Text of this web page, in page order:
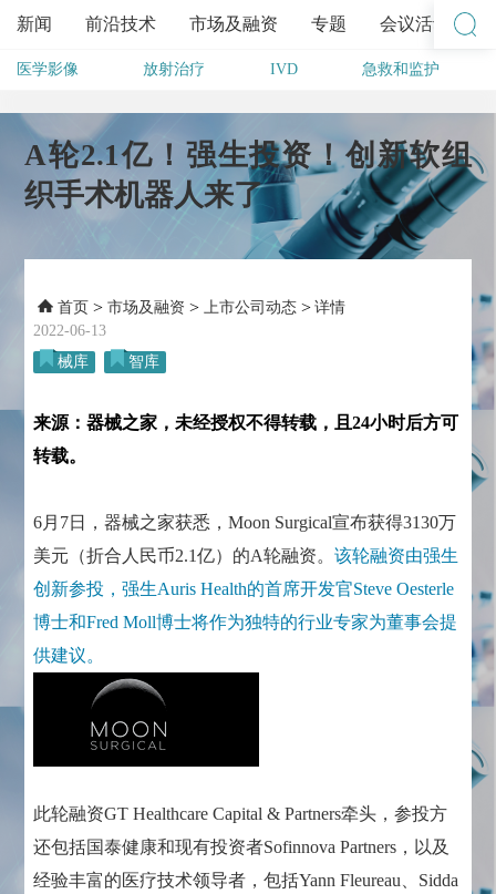
新闻 前沿技术 市场及融资 专题 会议活动
医学影像 放射治疗 IVD 急救和监护
A轮2.1亿！强生投资！创新软组
织手术机器人来了
首页 > 市场及融资 > 上市公司动态 > 详情
2022-06-13
械库
智库
来源：器械之家，未经授权不得转载，且24小时后方可
转载。
6月7日，器械之家获悉，Moon Surgical宣布获得3130万
美元（折合人民币2.1亿）的A轮融资。该轮融资由强生
创新参投，强生Auris Health的首席开发官Steve Oesterle
博士和Fred Moll博士将作为独特的行业专家为董事会提
供建议。
此轮融资GT Healthcare Capital & Partners牵头，参投方
还包括国泰健康和现有投资者Sofinnova Partners，以及
经验丰富的医疗技术领导者，包括Yann Fleureau、Sidda